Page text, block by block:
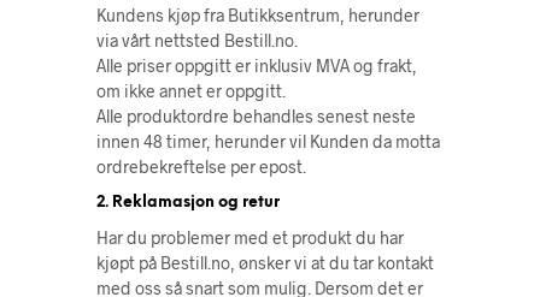
Kundens kjøp fra Butikksentrum, herunder
via vårt nettsted Bestill.no.
Alle priser oppgitt er inklusiv MVA og frakt,
om ikke annet er oppgitt.
Alle produktordre behandles senest neste
innen 48 timer, herunder vil Kunden da motta
ordrebekreftelse per epost.
2. Reklamasjon og retur
Har du problemer med et produkt du har
kjøpt på Bestill.no, ønsker vi at du tar kontakt
med oss så snart som mulig. Dersom det er